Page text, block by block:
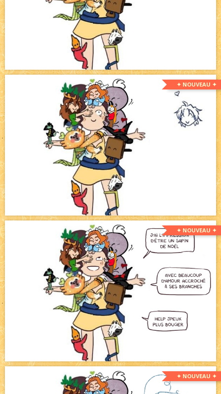
✦ NOUVEAU ✦
✦ NOUVEAU ✦
✦ NOUVEAU ✦